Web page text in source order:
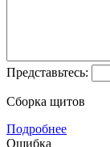
Представьтесь:
Сборка щитов
Подробнее
Ошибка